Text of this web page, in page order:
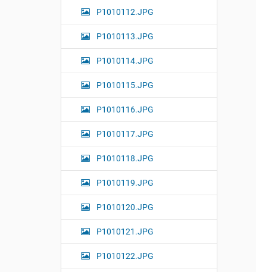
P1010112.JPG
P1010113.JPG
P1010114.JPG
P1010115.JPG
P1010116.JPG
P1010117.JPG
P1010118.JPG
P1010119.JPG
P1010120.JPG
P1010121.JPG
P1010122.JPG